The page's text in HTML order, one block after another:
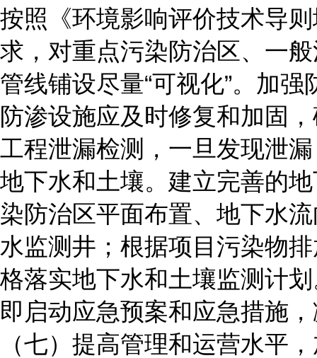
按照《环境影响评价技术导
求，对重点污染防治区、一
管线铺设尽量“可视化”。加
防渗设施应及时修复和加固
工程泄漏检测，一旦发现泄
地下水和土壤。建立完善的
染防治区平面布置、地下水
水监测井；根据项目污染物
格落实地下水和土壤监测计
即启动应急预案和应急措施
（七）提高管理和运营水平